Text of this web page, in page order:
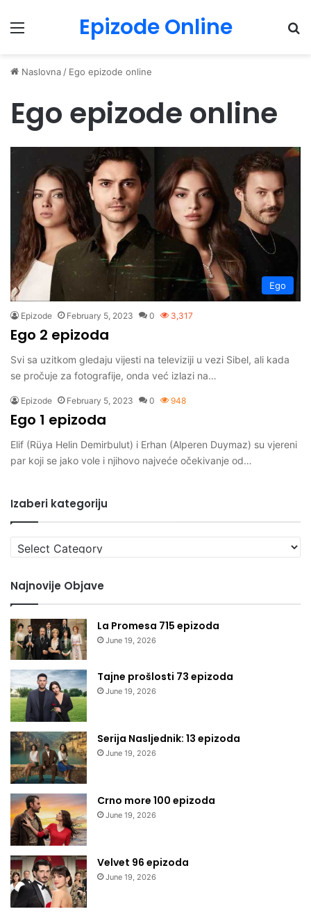
Menu Epizode Online
Naslovna / Ego epizode online
Ego epizode online
Ego
Epizode February 5, 2023 0 3,317
Ego 2 epizoda
Svi sa uzitkom gledaju vijesti na televiziji u vezi Sibel, ali kada
se pročuje za fotografije, onda već izlazi na…
Epizode February 5, 2023 0 948
Ego 1 epizoda
Elif (Rüya Helin Demirbulut) i Erhan (Alperen Duymaz) su vjereni
par koji se jako vole i njihovo najveće očekivanje od…
Izaberi kategoriju
Izaberi
kategoriju
Najnovije Objave
La Promesa 715 epizoda
June 19, 2026
Tajne prošlosti 73 epizoda
June 19, 2026
Serija Nasljednik: 13 epizoda
June 19, 2026
Crno more 100 epizoda
June 19, 2026
Velvet 96 epizoda
June 19, 2026